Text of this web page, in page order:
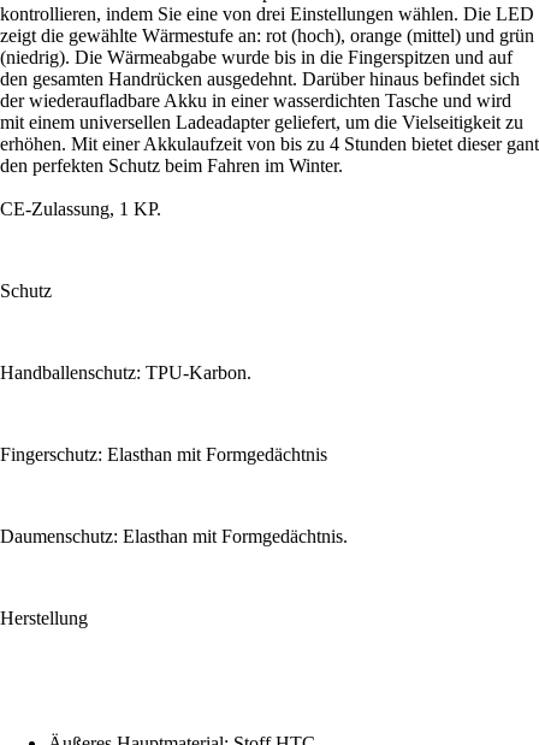
kontrollieren, indem Sie eine von drei Einstellungen wählen. Die LED
zeigt die gewählte Wärmestufe an: rot (hoch), orange (mittel) und grün
(niedrig). Die Wärmeabgabe wurde bis in die Fingerspitzen und auf
den gesamten Handrücken ausgedehnt. Darüber hinaus befindet sich
der wiederaufladbare Akku in einer wasserdichten Tasche und wird
mit einem universellen Ladeadapter geliefert, um die Vielseitigkeit zu
erhöhen. Mit einer Akkulaufzeit von bis zu 4 Stunden bietet dieser gant
den perfekten Schutz beim Fahren im Winter.
CE-Zulassung, 1 KP.
Schutz
Handballenschutz: TPU-Karbon.
Fingerschutz: Elasthan mit Formgedächtnis
Daumenschutz: Elasthan mit Formgedächtnis.
Herstellung